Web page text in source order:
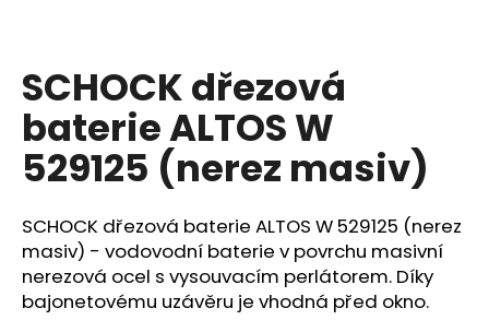
SCHOCK dřezová
baterie ALTOS W
529125 (nerez masiv)
SCHOCK dřezová baterie ALTOS W 529125 (nerez
masiv) - vodovodní baterie v povrchu masivní
nerezová ocel s vysouvacím perlátorem. Díky
bajonetovému uzávěru je vhodná před okno.
í
t
?
HLEDAT